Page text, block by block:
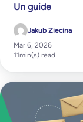
Un guide
Jakub Ziecina
Mar 6, 2026
11min(s) read